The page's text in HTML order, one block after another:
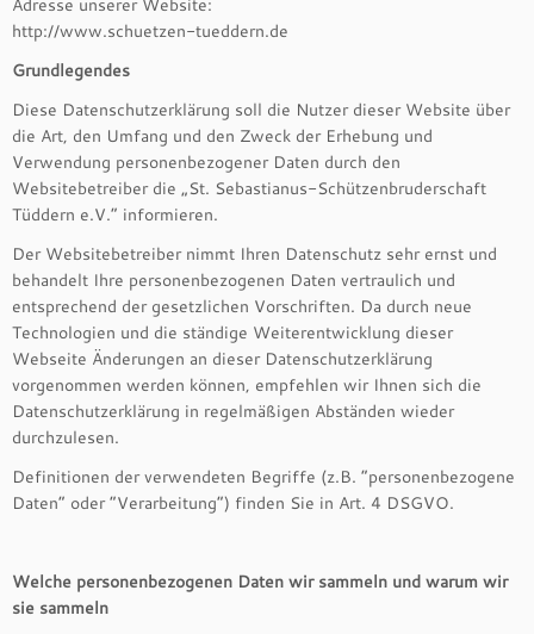
Adresse unserer Website:
http://www.schuetzen-tueddern.de
Grundlegendes
Diese Datenschutzerklärung soll die Nutzer dieser Website über
die Art, den Umfang und den Zweck der Erhebung und
Verwendung personenbezogener Daten durch den
Websitebetreiber die „St. Sebastianus-Schützenbruderschaft
Tüddern e.V.“ informieren.
Der Websitebetreiber nimmt Ihren Datenschutz sehr ernst und
behandelt Ihre personenbezogenen Daten vertraulich und
entsprechend der gesetzlichen Vorschriften. Da durch neue
Technologien und die ständige Weiterentwicklung dieser
Webseite Änderungen an dieser Datenschutzerklärung
vorgenommen werden können, empfehlen wir Ihnen sich die
Datenschutzerklärung in regelmäßigen Abständen wieder
durchzulesen.
Definitionen der verwendeten Begriffe (z.B. “personenbezogene
Daten” oder “Verarbeitung”) finden Sie in Art. 4 DSGVO.
Welche personenbezogenen Daten wir sammeln und warum wir
sie sammeln